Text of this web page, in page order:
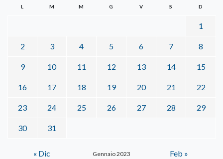
Gennaio 2023
L M M G V S D
1
2 3 4 5 6 7 8
9 10 11 12 13 14 15
16 17 18 19 20 21 22
23 24 25 26 27 28 29
30 31
« Dic Feb »